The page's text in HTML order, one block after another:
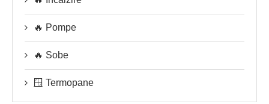
🔥 Pompe
🔥 Sobe
🪟 Termopane